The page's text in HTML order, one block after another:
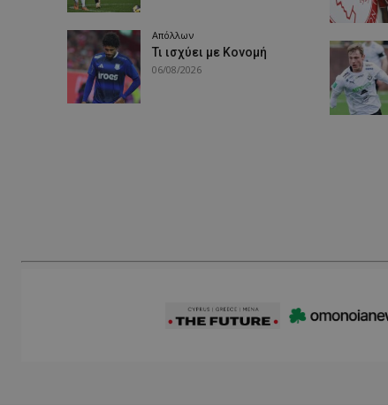
Απόλλων
Τι ισχύει με Κονομή
06/08/2026